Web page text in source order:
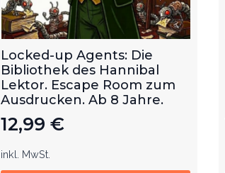
Locked-up Agents: Die
Bibliothek des Hannibal
Lektor. Escape Room zum
Ausdrucken. Ab 8 Jahre.
12,99 €
inkl. MwSt.